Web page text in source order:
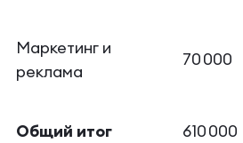
Маркетинг и
реклама
70 000
Общий итог 610 000